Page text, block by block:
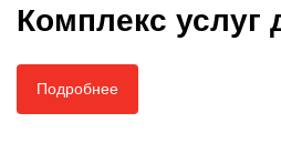
Комплекс услуг
Подробнее